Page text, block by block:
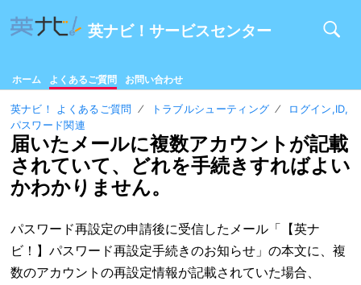
英ナビ！サービスセンター
ホーム よくあるご質問 お問い合わせ
英ナビ！ よくあるご質問 トラブルシューティング
ログイン,ID,
パスワード関連
届いたメールに複数アカウントが記載
されていて、どれを手続きすればよい
かわかりません。
パスワード再設定の申請後に受信したメール「【英ナ
ビ！】パスワード再設定手続きのお知らせ」の本文に、複
数のアカウントの再設定情報が記載されていた場合、